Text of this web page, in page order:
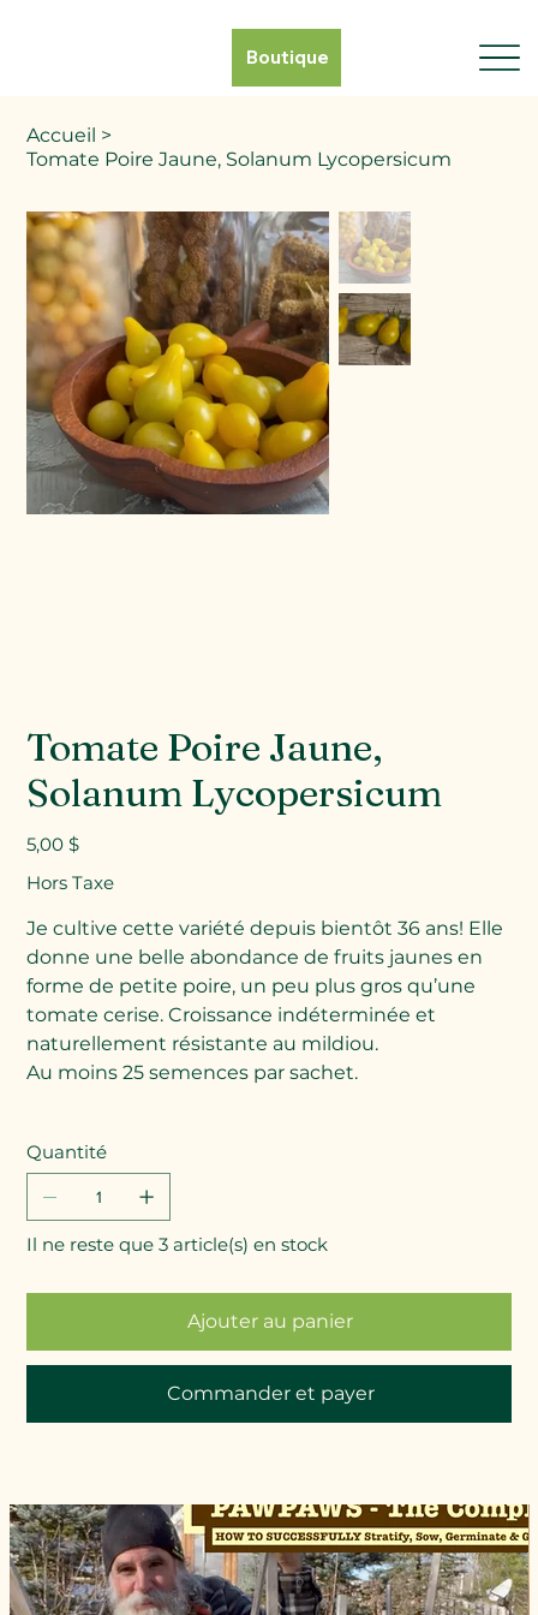
Boutique
Accueil >
Tomate Poire Jaune, Solanum Lycopersicum
Tomate Poire Jaune,
Solanum Lycopersicum
Prix
5,00 $
Hors Taxe
Je cultive cette variété depuis bientôt 36 ans! Elle
donne une belle abondance de fruits jaunes en
forme de petite poire, un peu plus gros qu’une
tomate cerise. Croissance indéterminée et
naturellement résistante au mildiou.
Au moins 25 semences par sachet.
Quantité
Il ne reste que 3 article(s) en stock
Ajouter au panier
Commander et payer